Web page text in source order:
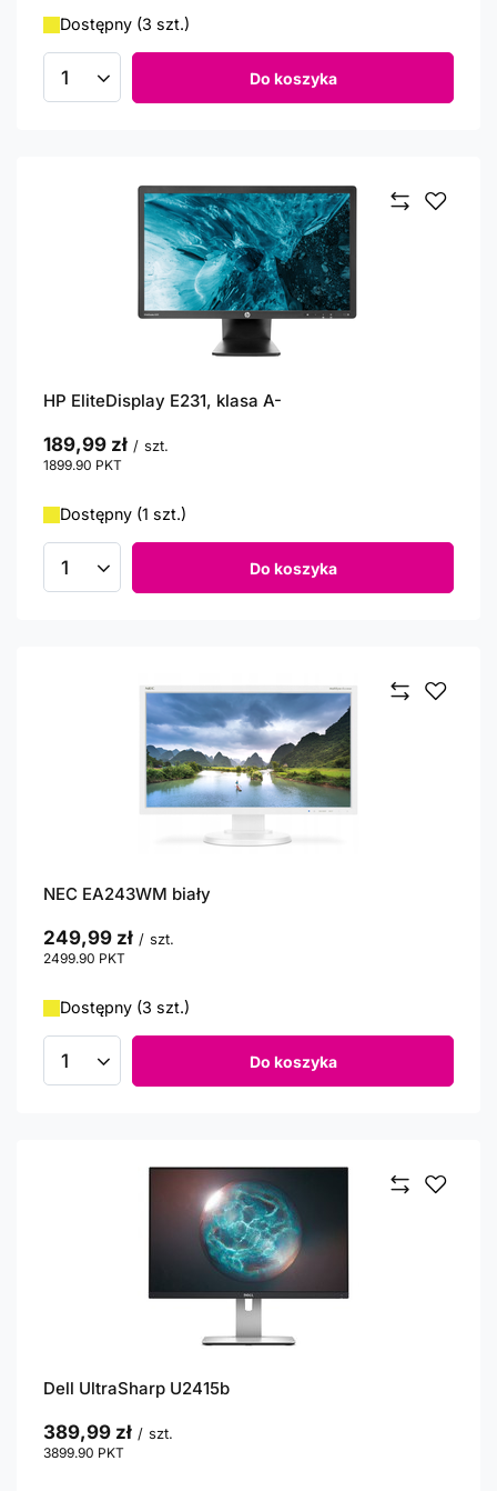
Dostępny (3 szt.)
Ilość produktów Do koszyka
HP EliteDisplay E231, klasa A-
189,99 zł / szt.
1899.90 PKT
Dostępny (1 szt.)
Ilość produktów Do koszyka
NEC EA243WM biały
249,99 zł / szt.
2499.90 PKT
Dostępny (3 szt.)
Ilość produktów Do koszyka
Dell UltraSharp U2415b
389,99 zł / szt.
3899.90 PKT